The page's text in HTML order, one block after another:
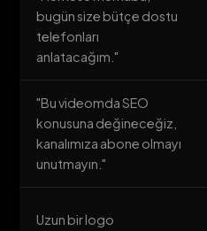
bugün size bütçe dostu
telefonları
anlatacağım."
"Bu videomda SEO
konusuna değineceğiz,
kanalımıza abone olmayı
unutmayın."
Uzun bir logo